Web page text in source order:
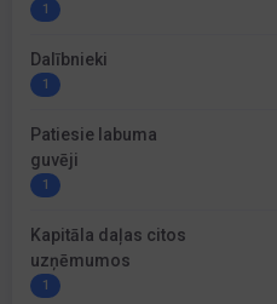
1
Dalībnieki
1
Patiesie labuma
guvēji
1
Kapitāla daļas citos
uzņēmumos
1